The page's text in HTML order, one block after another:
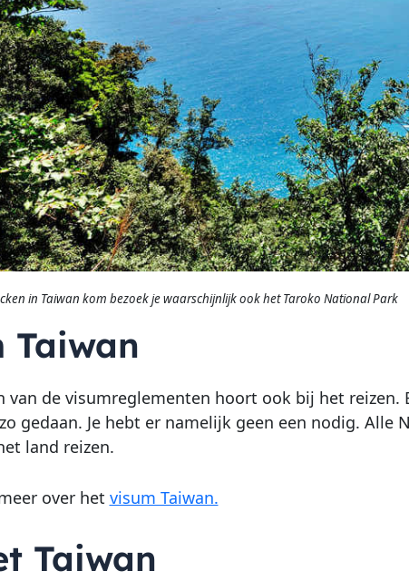
in Taiwan kom bezoek je waarschijnlijk ook het Taroko National Park
Taiwan
van de visumreglementen hoort ook bij het
gedaan. Je hebt er namelijk geen een nodig. Alle
land reizen.
over het visum Taiwan.
Taiwan